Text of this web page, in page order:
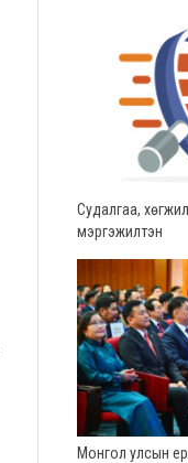
Судалгаа,
мэргэжилтэн
Монгол улсын